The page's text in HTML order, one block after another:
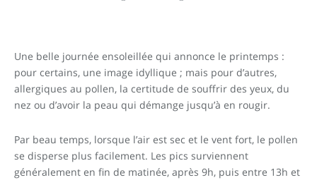
Une belle journée ensoleillée qui annonce le printemps :
pour certains, une image idyllique ; mais pour d’autres,
allergiques au pollen, la certitude de souffrir des yeux, du
nez ou d’avoir la peau qui démange jusqu’à en rougir.
Par beau temps, lorsque l’air est sec et le vent fort, le pollen
se disperse plus facilement. Les pics surviennent
généralement en fin de matinée, après 9h, puis entre 13h et